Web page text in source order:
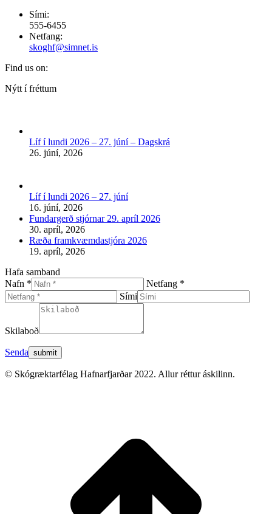
Sími:
555-6455
Netfang:
skoghf@simnet.is
Find us on:
Facebook
new
window
Nýtt í fréttum
Líf í lundi 2026 – 27. júní – Dagskrá
26. júní, 2026
Líf í lundi 2026 – 27. júní
16. júní, 2026
Fundargerð stjórnar 29. apríl 2026
30. apríl, 2026
Ræða framkvæmdastjóra 2026
19. apríl, 2026
Hafa samband
Nafn *
Netfang *
Sími
Skilaboð
Senda
© Skógræktarfélag Hafnarfjarðar 2022. Allur réttur áskilinn.